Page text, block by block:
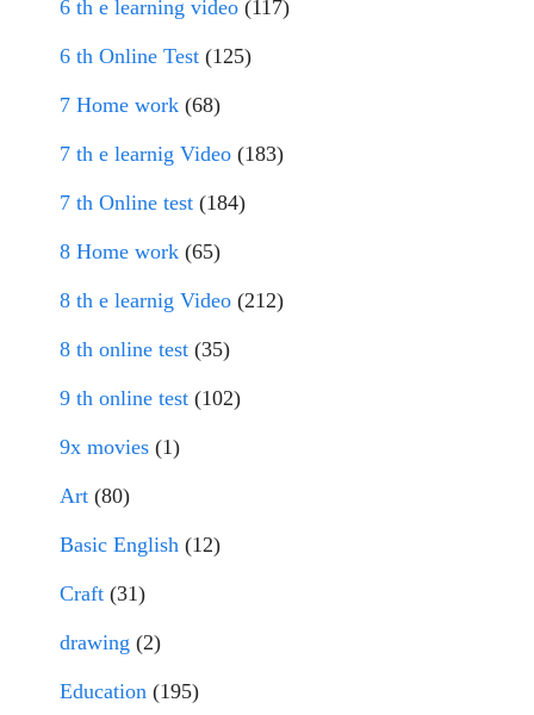
6 th e learning video (117)
6 th Online Test (125)
7 Home work (68)
7 th e learnig Video (183)
7 th Online test (184)
8 Home work (65)
8 th e learnig Video (212)
8 th online test (35)
9 th online test (102)
9x movies (1)
Art (80)
Basic English (12)
Craft (31)
drawing (2)
Education (195)